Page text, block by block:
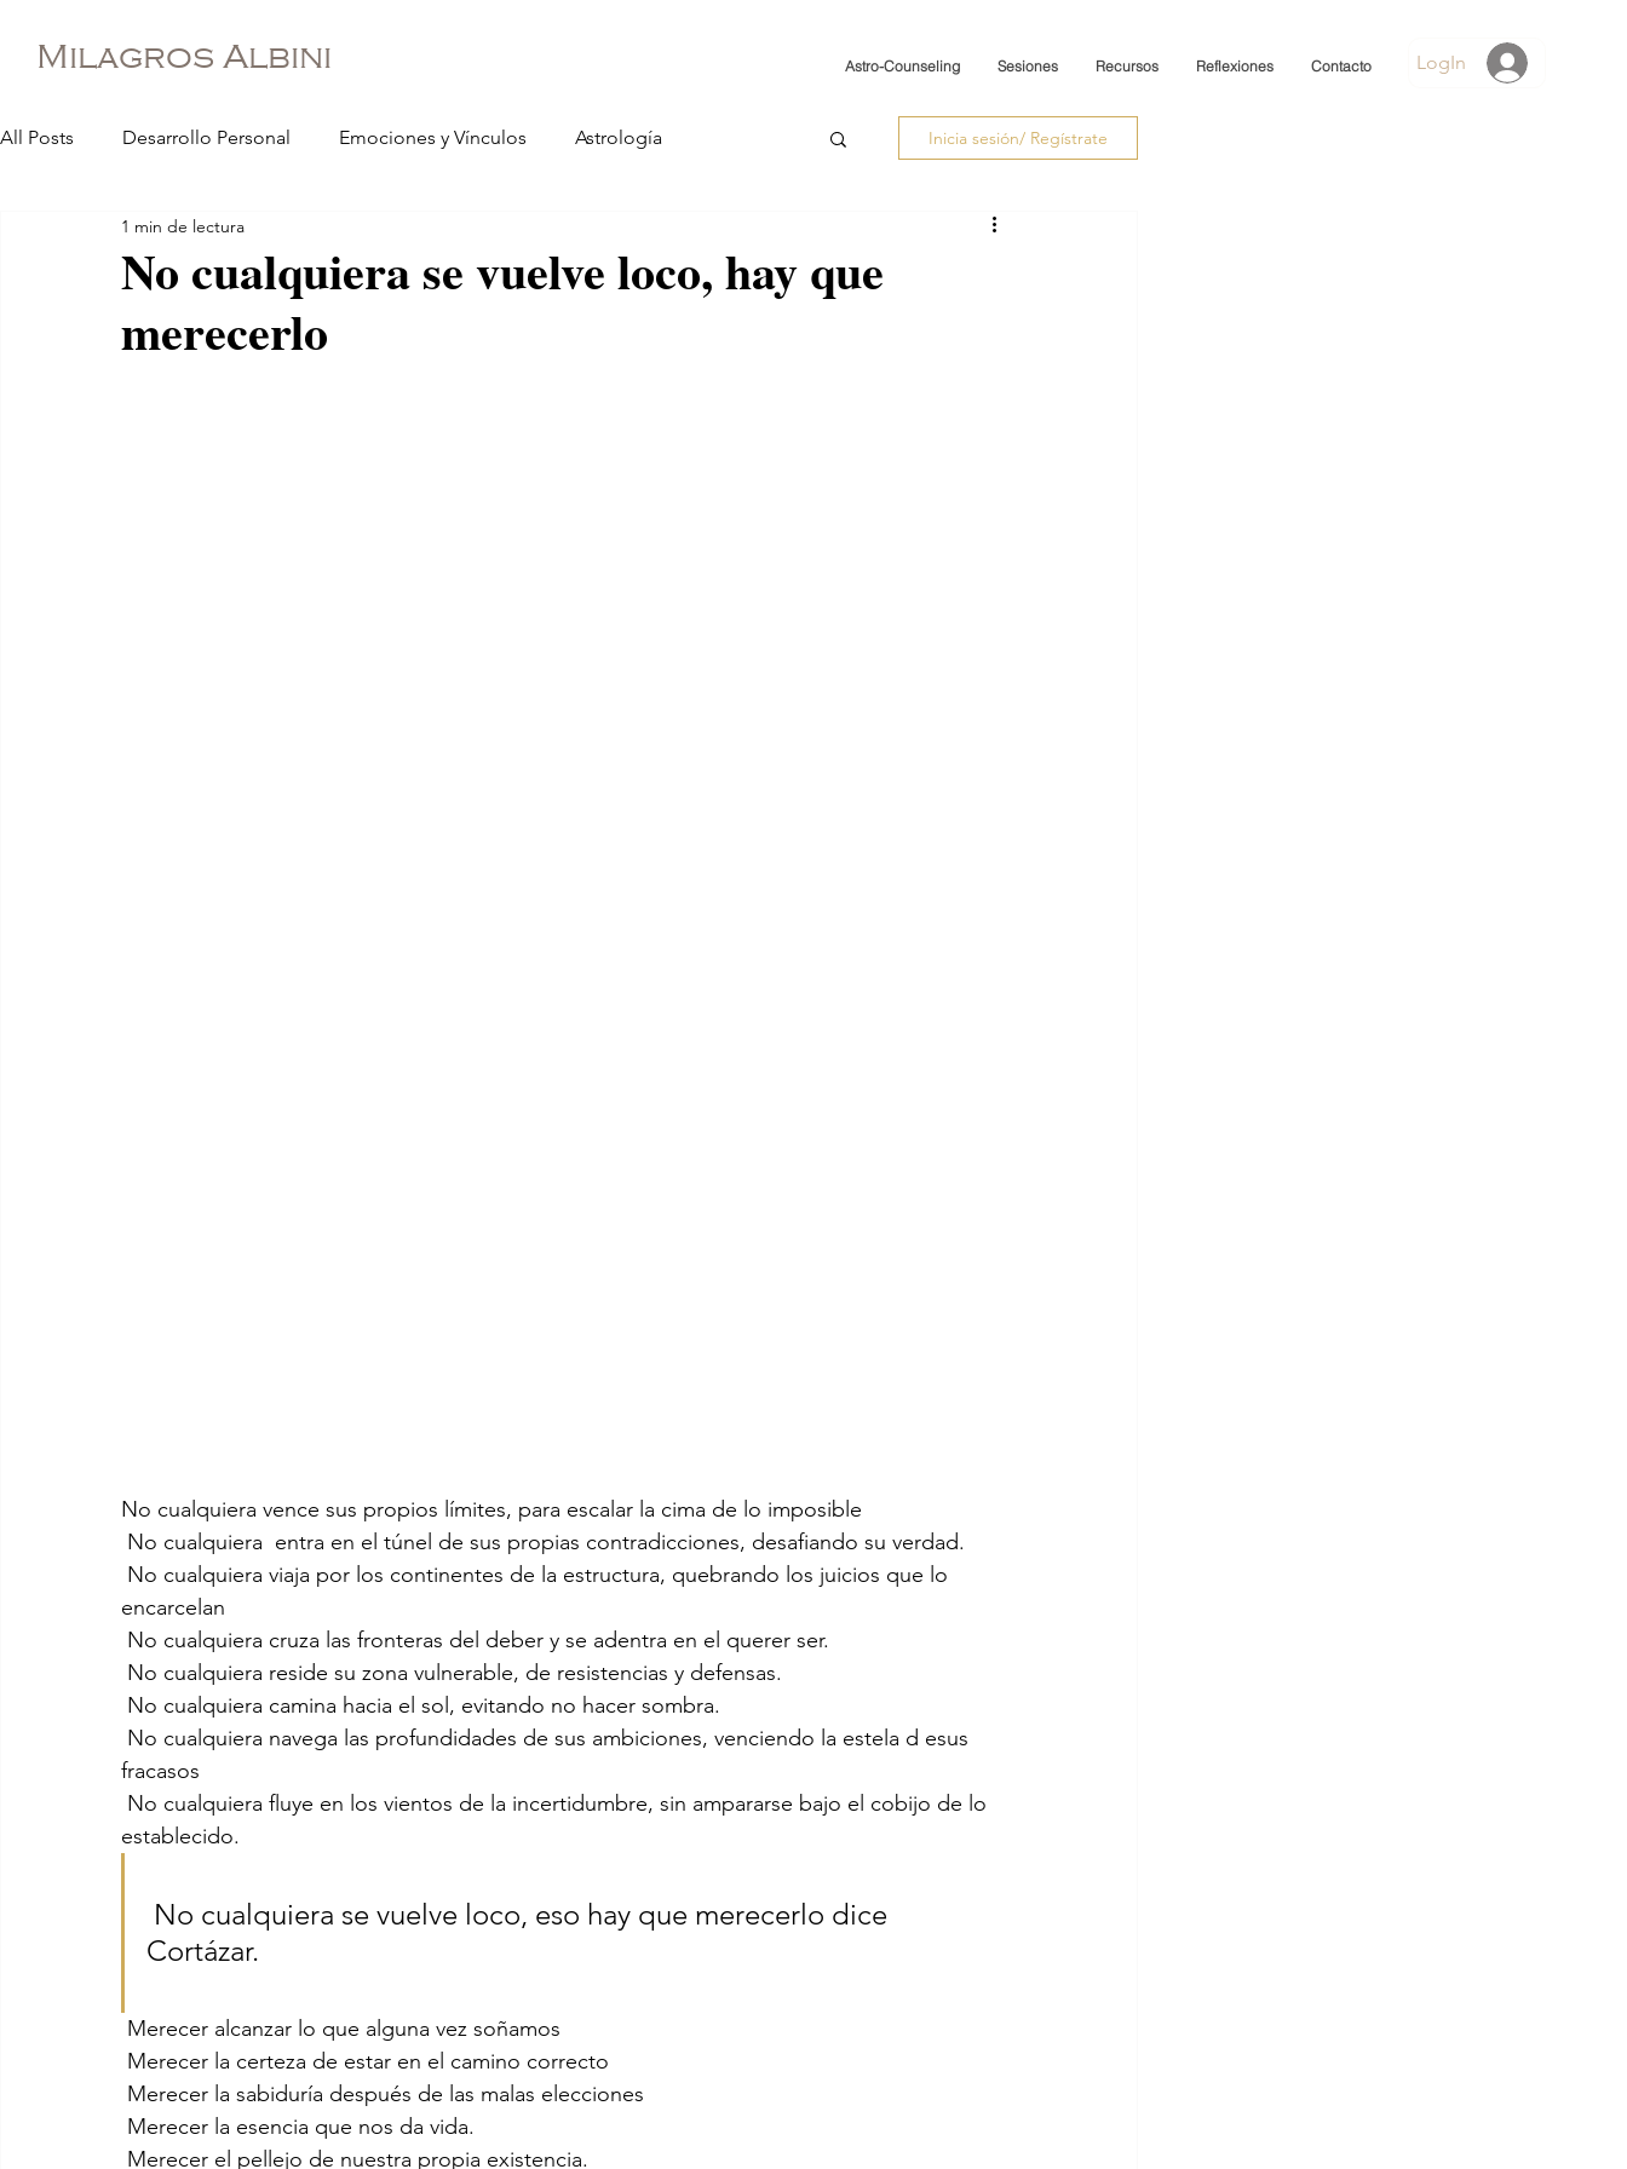
Milagros Albini LogIn
Astro-Counseling Sesiones Recursos Reflexiones Contacto
All Posts Desarrollo Personal Emociones y Vínculos Astrología
Espiritualidad Desarrollo Profesional
Inicia sesión/ Regístrate
No cualquiera se vuelve loco, hay que
merecerlo
1 min de lectura
No cualquiera vence sus propios límites, para escalar la cima de lo imposible
No cualquiera  entra en el túnel de sus propias contradicciones, desafiando su verdad.
encarcelan
No cualquiera cruza las fronteras del deber y se adentra en el querer ser.
No cualquiera reside su zona vulnerable, de resistencias y defensas.
No cualquiera camina hacia el sol, evitando no hacer sombra.
fracasos
establecido.
Cortázar.
Merecer alcanzar lo que alguna vez soñamos
Merecer la certeza de estar en el camino correcto
Merecer la sabiduría después de las malas elecciones
Merecer la esencia que nos da vida.
Merecer el pellejo de nuestra propia existencia.